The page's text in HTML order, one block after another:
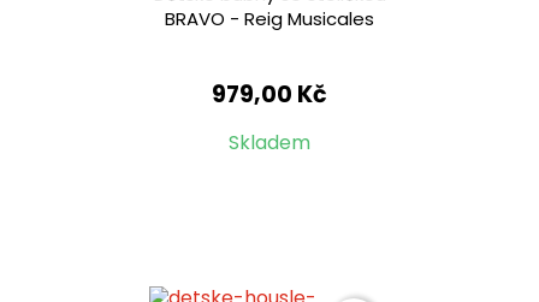
BRAVO - Reig Musicales
979,00 Kč
Skladem